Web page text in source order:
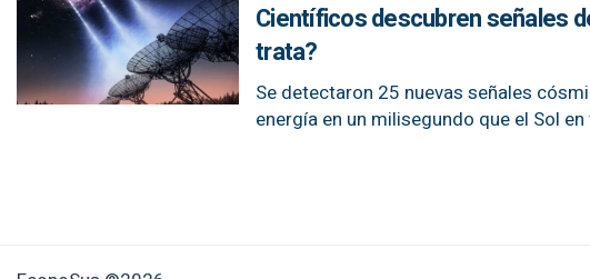
Científicos descubren señales
trata?
Se detectaron 25 nuevas señales
energía en un milisegundo que el Sol